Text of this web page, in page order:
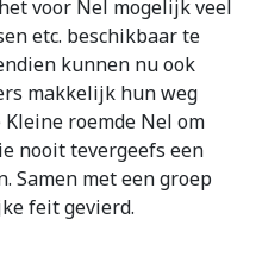
voor Nel mogelijk veel
etc. beschikbaar te
kunnen nu ook
makkelijk hun weg
roemde Nel om
nooit tevergeefs een
Samen met een groep
feit gevierd.